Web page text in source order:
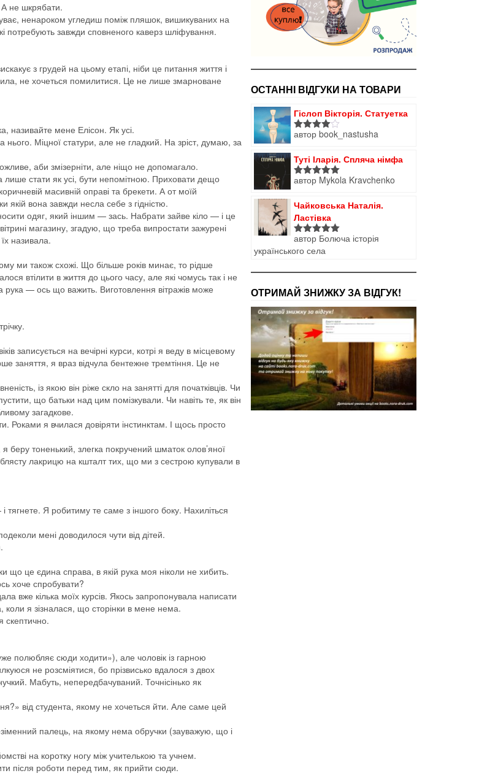
А не шкрябати.
ненароком угледиш поміж пляшок, вишикуваних на
потребують завжди сповненого каверз шліфування.
з грудей на цьому етапі, ніби це питання життя і
не хочеться помилитися. Це не лише змарноване
називайте мене Елісон. Як усі.
нього. Міцної статури, але не гладкий. На зріст, думаю, за
аби змізерніти, але ніщо не допомагало.
стати як усі, бути непомітною. Приховати дещо
масивній оправі та брекети. А от моїй
якій вона завжди несла себе з гідністю.
одяг, який іншим — зась. Набрати зайве кіло — і це
магазину, згадую, що треба випростати зажурені
називала.
ми також схожі. Що більше років минає, то рідше
втілити в життя до цього часу, але які чомусь так і не
рука — ось що важить. Виготовлення вітражів може
записується на вечірні курси, котрі я веду в місцевому
заняття, я враз відчула бентежне тремтіння. Це не
із якою він ріже скло на занятті для початківців. Чи
що батьки над цим помізкували. Чи навіть те, як він
загадкове.
Роками я вчилася довіряти інстинктам. І щось просто
беру тоненький, злегка покручений шматок олов’яної
лакрицю на кшталт тих, що ми з сестрою купували в
Я робитиму те саме з іншого боку. Нахиліться
мені доводилося чути від дітей.
що це єдина справа, в якій рука моя ніколи не хибить.
хоче спробувати?
вже кілька моїх курсів. Якось запропонувала написати
коли я зізналася, що сторінки в мене нема.
полюбляє сюди ходити»), але чоловік із гарною
не розсміятися, бо прізвисько вдалося з двох
Мабуть, непередбачуваний. Точнісінько як
від студента, якому не хочеться йти. Але саме цей
палець, на якому нема обручки (зауважую, що і
на коротку ногу між учителькою та учнем.
після роботи перед тим, як прийти сюди.
ОСТАННІ ВІДГУКИ НА ТОВАРИ
Гіслоп Вікторія. Статуетка
Оцінено
автор book_nastusha
Туті Іларія. Спляча німфа
Оцінено в
автор Mykola Kravchenko
Чайковська Наталія.
Ластівка
Оцінено в
5з 5
автор Болюча історія
українського села
ОТРИМАЙ ЗНИЖКУ ЗА ВІДГУК!